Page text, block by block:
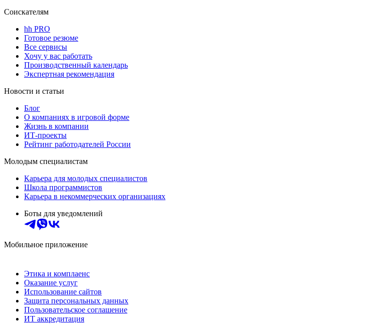
Соискателям
hh PRO
Готовое резюме
Все сервисы
Хочу у вас работать
Производственный календарь
Экспертная рекомендация
Новости и статьи
Блог
О компаниях в игровой форме
Жизнь в компании
ИТ-проекты
Рейтинг работодателей России
Молодым специалистам
Карьера для молодых специалистов
Школа программистов
Карьера в некоммерческих организациях
Боты для уведомлений
Мобильное приложение
Этика и комплаенс
Оказание услуг
Использование сайтов
Защита персональных данных
Пользовательское соглашение
ИТ аккредитация